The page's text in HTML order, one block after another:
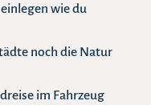
wie du
noch die Natur
im Fahrzeug